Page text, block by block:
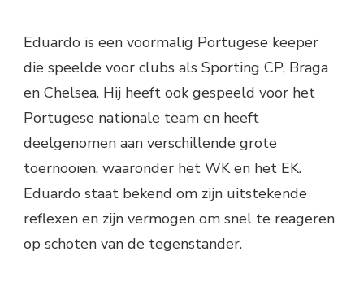
Eduardo is een voormalig Portugese keeper
die speelde voor clubs als Sporting CP, Braga
en Chelsea. Hij heeft ook gespeeld voor het
Portugese nationale team en heeft
deelgenomen aan verschillende grote
toernooien, waaronder het WK en het EK.
Eduardo staat bekend om zijn uitstekende
reflexen en zijn vermogen om snel te reageren
op schoten van de tegenstander.